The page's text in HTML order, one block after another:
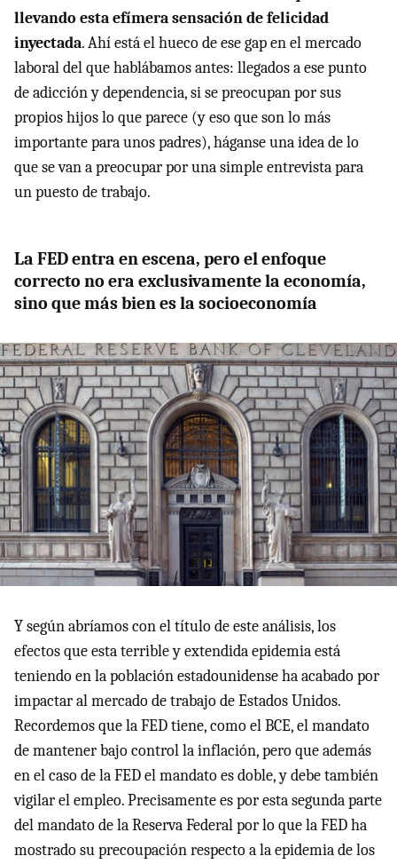
llevando esta efímera sensación de felicidad
inyectada. Ahí está el hueco de ese gap en el mercado
laboral del que hablábamos antes: llegados a ese punto
de adicción y dependencia, si se preocupan por sus
propios hijos lo que parece (y eso que son lo más
importante para unos padres), háganse una idea de lo
que se van a preocupar por una simple entrevista para
un puesto de trabajo.
La FED entra en escena, pero el enfoque
correcto no era exclusivamente la economía,
sino que más bien es la socioeconomía
Y según abríamos con el título de este análisis, los
efectos que esta terrible y extendida epidemia está
teniendo en la población estadounidense ha acabado por
impactar al mercado de trabajo de Estados Unidos.
Recordemos que la FED tiene, como el BCE, el mandato
de mantener bajo control la inflación, pero que además
en el caso de la FED el mandato es doble, y debe también
vigilar el empleo. Precisamente es por esta segunda parte
del mandato de la Reserva Federal por lo que la FED ha
mostrado su precoupación respecto a la epidemia de los